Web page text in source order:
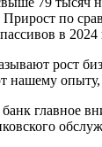
Прирост по
в 2024
рост
нашему
главное